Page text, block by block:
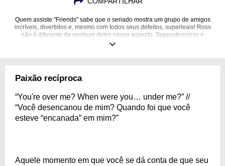
Quem assiste "Friends" sabe que o seriado mostra um grupo de amigos
incríveis, divertidos e, mesmo com todos seus defeitos, superleais! Ross
não é diferente de nenhum deles nesse aspecto. Superatencioso e
dedicado, Ross é o mais bobalhão da turma de amigos, mas, mesmo
frases de Ross que nos mostra um pouco mais de quem é esse
18/10/1967
Paixão recíproca
“You're over me? When were you… under me?” //
“Você desencanou de mim? Quando foi que você
esteve “encanada” em mim?”
Aquele momento em que você se dá conta de que seu